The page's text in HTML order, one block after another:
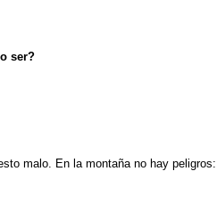
ser?
malo. En la montaña no hay